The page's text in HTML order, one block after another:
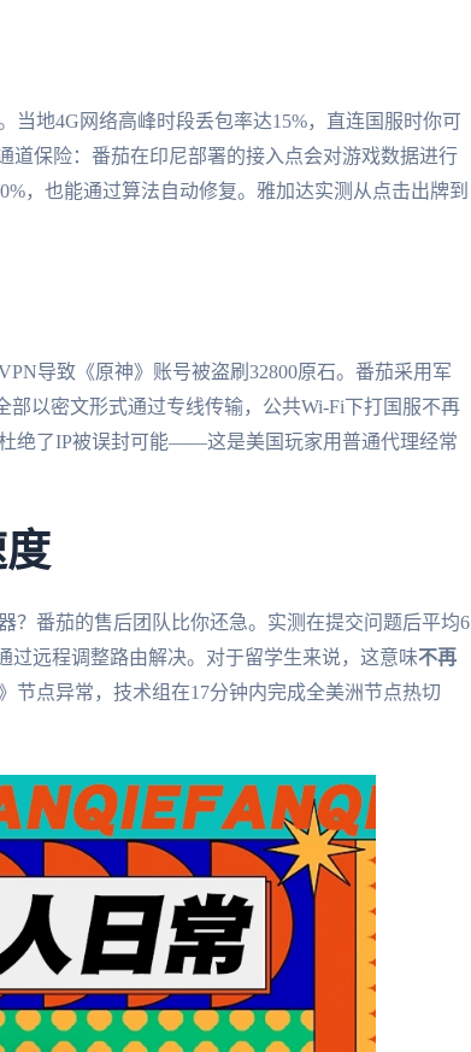
当地4G网络高峰时段丢包率达15%，直连国服时你可
保险：番茄在印尼部署的接入点会对游戏数据进行
，也能通过算法自动修复。雅加达实测从点击出牌到
导致《原神》账号被盗刷32800原石。番茄采用军
以密文形式通过专线传输，公共Wi-Fi下打国服不再
绝了IP被误封可能——这是美国玩家用普通代理经常
？番茄的售后团队比你还急。实测在提交问题后平均6
过远程调整路由解决。对于留学生来说，这意味不再
节点异常，技术组在17分钟内完成全美洲节点热切